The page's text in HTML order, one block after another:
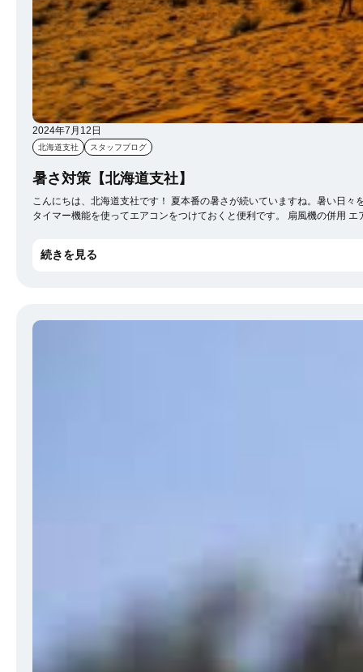
2024年7月12日
北海道支社 スタッフブログ
暑さ対策【北海道支社】
こんにちは、北海道支社です！ 夏本番の暑さが続いていますね。暑い日々を少しでも快適に過ごすために、今回は効果的な暑さ対策をご紹介します。 1. 室内環境を整える エアコンの活用 エアコンは暑さ対策の強い味方です。外出先から戻ったときに涼しい部屋で過ごせるよう、帰宅前に
タイマー機能を使ってエアコンをつけておくと便利です。 扇風機の併用 エアコンだけでなく、扇風機を併用することで効率よく部屋全体を涼しくできます。扇風機はエアコンの冷気を部屋中に循環させるために使いましょう。 カーテンやブラインドの使用 日中はカーテンやブラインドを閉
子の利用 外出時には日傘や帽子を使って直射日光を避けるようにしましょう。これにより、体感温度を下げることができます。 冷感グッズの活用 冷感タオルや冷却
続きを見る